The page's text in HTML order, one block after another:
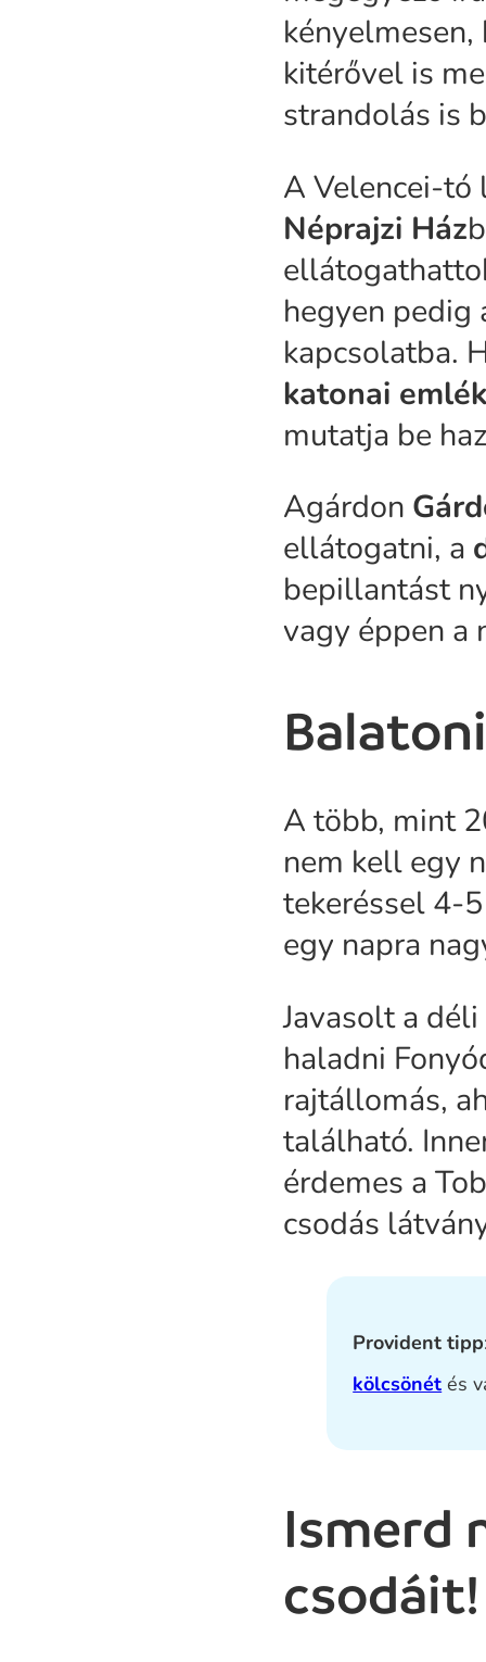
kitérővel is
strandolás is
A Velencei-tó
Néprajzi Ház
hegyen
kapcsolatba.
katonai
mutatja be
Agárdon
ellátogatni, a
bepillantást
vagy éppen a
A több, mint
nem kell egy
tekeréssel 4-
egy napra
Javasolt a
haladni
rajtállomás,
található.
érdemes a
csodás
Provident tipp
kölcsönét és
Ismerd
csodáit!